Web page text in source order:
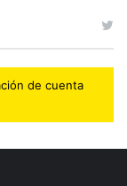
de cuenta